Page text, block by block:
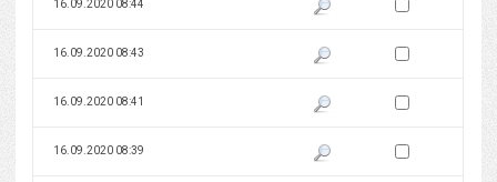
16.09.2020 08:44 Pokaż podgląd wersji z dnia
Zaznacz wersję do
16.09.2020 08:43 Pokaż podgląd wersji z dnia
Zaznacz wersję do
16.09.2020 08:41 Pokaż podgląd wersji z dnia
Zaznacz wersję do
16.09.2020 08:39 Pokaż podgląd wersji z dnia
Zaznacz wersję do